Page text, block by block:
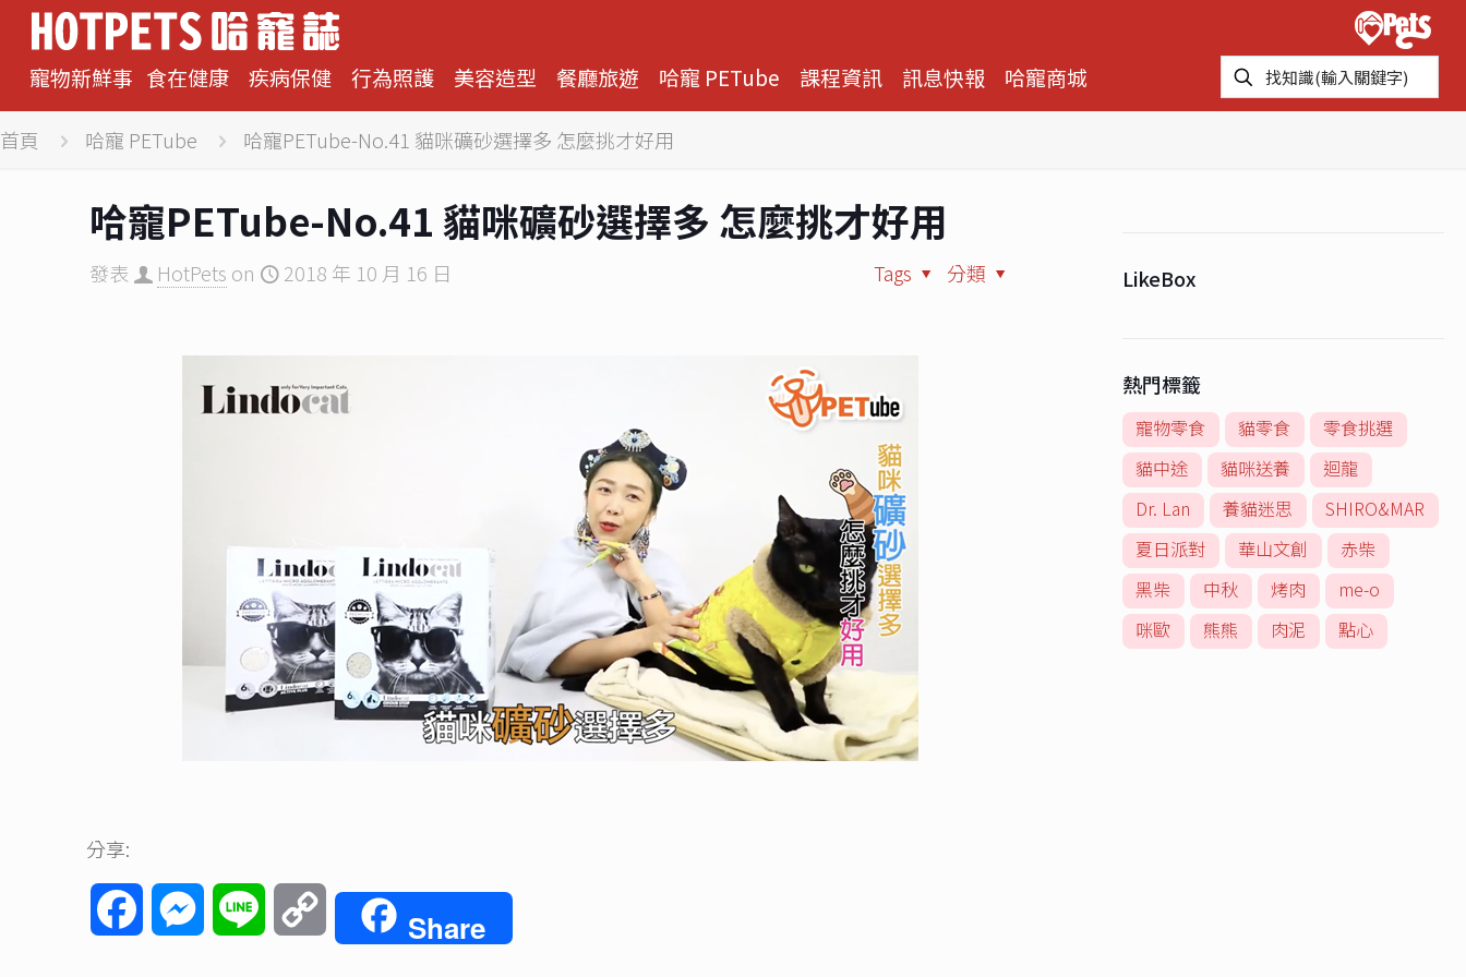
寵物新鮮事 食在健康 疾病保健 行為照護 美容造型 餐廳旅遊 哈寵 PETube 課程資訊 訊息快報 哈寵商城
首頁 哈寵 PETube 哈寵PETube-No.41 貓咪礦砂選擇多 怎麼挑才好用
哈寵PETube-No.41 貓咪礦砂選擇多 怎麼挑才好用
發表 HotPets on 2018 年 10 月 16 日 分類
Tags
分享:
FacebookMessenger
Line
Copy
Share
LikeBox
熱門標籤
寵物零食 貓零食
零食挑選
貓中途
貓咪送養
迴龍
Dr. Lan
養貓迷思
SHIRO&MAR
夏日派對
華山文創
赤柴
黑柴
中秋 烤肉
me-o
咪歐
熊熊 肉泥 點心